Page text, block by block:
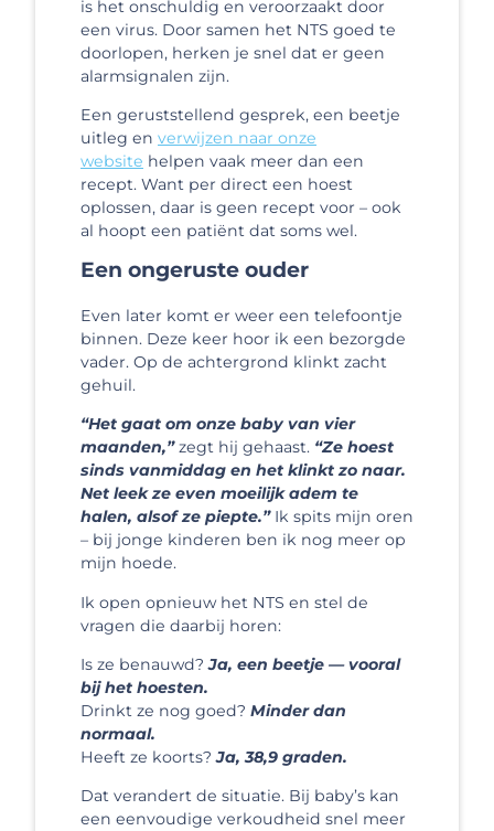
is het onschuldig en veroorzaakt door
een virus. Door samen het NTS goed te
doorlopen, herken je snel dat er geen
alarmsignalen zijn.
Een geruststellend gesprek, een beetje
uitleg en verwijzen naar onze
website helpen vaak meer dan een
recept. Want per direct een hoest
oplossen, daar is geen recept voor – ook
al hoopt een patiënt dat soms wel.
Een ongeruste ouder
Even later komt er weer een telefoontje
binnen. Deze keer hoor ik een bezorgde
vader. Op de achtergrond klinkt zacht
gehuil.
“Het gaat om onze baby van vier
maanden,”zegt hij gehaast. “Ze hoest
sinds vanmiddag en het klinkt zo naar.
Net leek ze even moeilijk adem te
halen, alsof ze piepte.”Ik spits mijn oren
– bij jonge kinderen ben ik nog meer op
mijn hoede.
Ik open opnieuw het NTS en stel de
vragen die daarbij horen:
Is ze benauwd?Ja, een beetje — vooral
bij het hoesten.
Drinkt ze nog goed? Minder dan
normaal.
Heeft ze koorts?Ja, 38,9 graden.
Dat verandert de situatie. Bij baby’s kan
een eenvoudige verkoudheid snel meer